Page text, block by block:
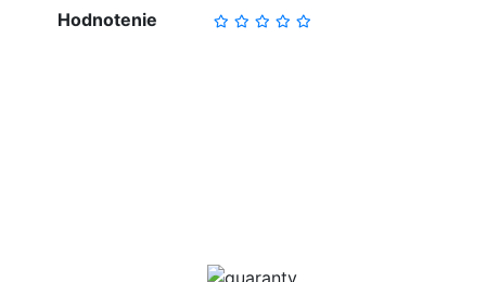
Hodnotenie